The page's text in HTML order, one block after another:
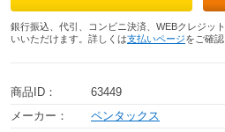
銀行振込、代引、コンビニ決済、WEBクレジッ
いいただけます。詳しくは支払いページをご確認
商品ID：
63449
メーカー：
ペンタックス